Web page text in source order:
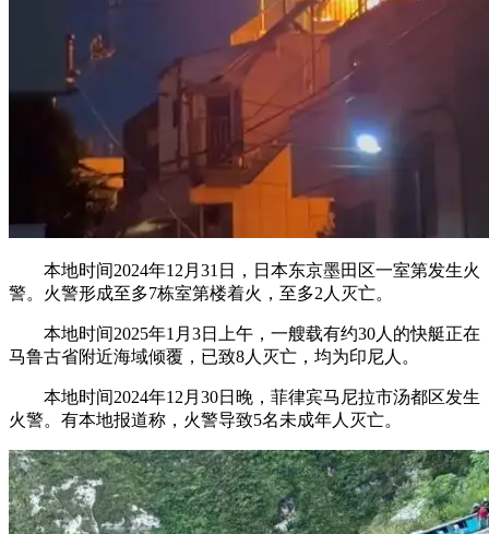
本地时间2024年12月31日，日本东京墨田区一室第发生火
警。火警形成至多7栋室第楼着火，至多2人灭亡。
本地时间2025年1月3日上午，一艘载有约30人的快艇正在
马鲁古省附近海域倾覆，已致8人灭亡，均为印尼人。
本地时间2024年12月30日晚，菲律宾马尼拉市汤都区发生
火警。有本地报道称，火警导致5名未成年人灭亡。